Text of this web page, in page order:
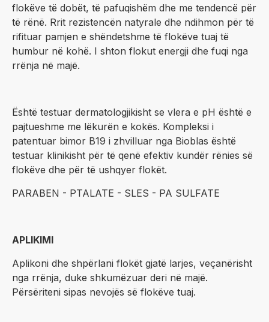
flokëve të dobët, të pafuqishëm dhe me tendencë për
të rënë. Rrit rezistencën natyrale dhe ndihmon për të
rifituar pamjen e shëndetshme të flokëve tuaj të
humbur në kohë. I shton flokut energji dhe fuqi nga
rrënja në majë.
Është testuar dermatologjikisht se vlera e pH është e
pajtueshme me lëkurën e kokës. Kompleksi i
patentuar bimor B19 i zhvilluar nga Bioblas është
testuar klinikisht për të qenë efektiv kundër rënies së
flokëve dhe për të ushqyer flokët.
PARABEN - PTALATE - SLES - PA SULFATE
APLIKIMI
Aplikoni dhe shpërlani flokët gjatë larjes, veçanërisht
nga rrënja, duke shkumëzuar deri në majë.
Përsëriteni sipas nevojës së flokëve tuaj.